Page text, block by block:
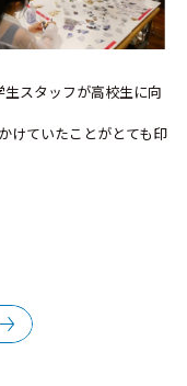
スタッフが高校生に向
けていたことがとても印